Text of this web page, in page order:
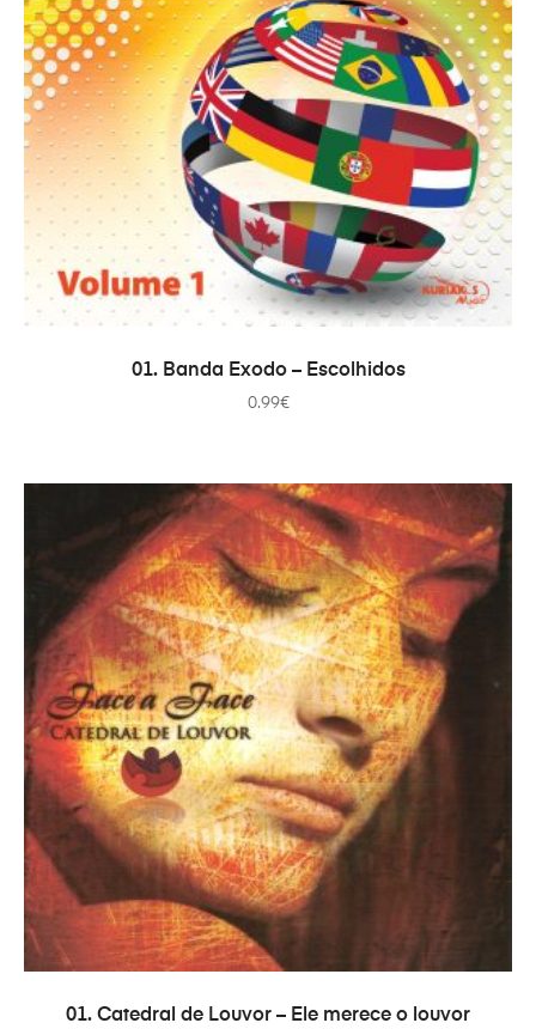
ДОДАТИ В КОШИК
01. Banda Exodo – Escolhidos
0.99€
ДОДАТИ В КОШИК
01. Catedral de Louvor – Ele merece o louvor